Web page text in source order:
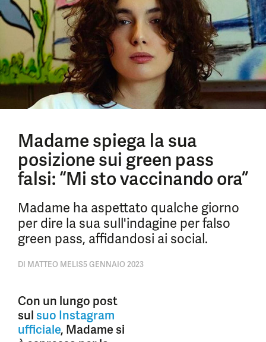
Madame spiega la sua
posizione sui green pass
falsi: “Mi sto vaccinando ora”
Madame ha aspettato qualche giorno
per dire la sua sull'indagine per falso
green pass, affidandosi ai social.
DI MATTEO MELIS5 GENNAIO 2023
Con un lungo post
sulsuo Instagram
ufficiale, Madame si